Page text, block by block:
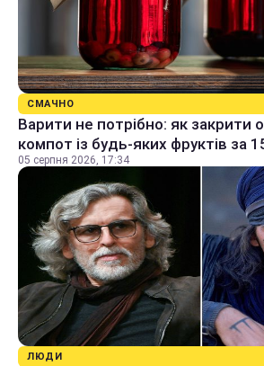
СМАЧНО
Варити не потрібно: як закрити
компот із будь-яких фруктів за
05 серпня 2026, 17:34
ЛЮДИ